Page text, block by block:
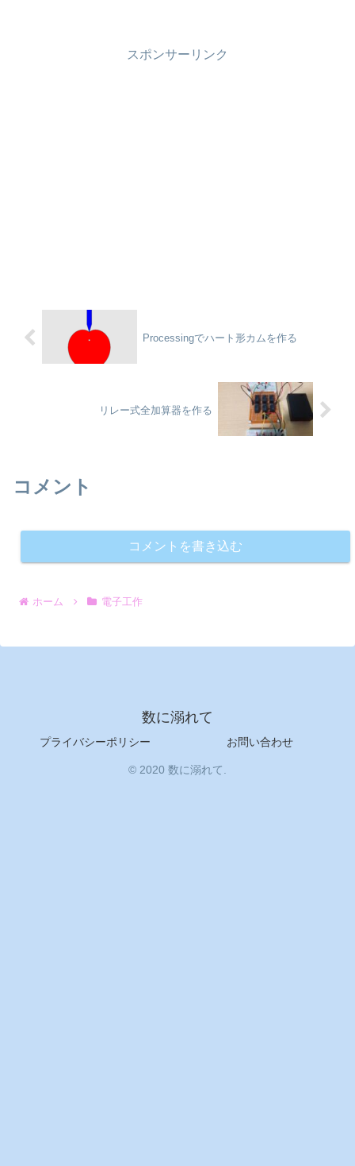
スポンサーリンク
Processingでハート形カムを作る
リレー式全加算器を作る
コメント
コメントを書き込む
ホーム 電子工作
数に溺れて
プライバシーポリシー お問い合わせ
© 2020 数に溺れて.